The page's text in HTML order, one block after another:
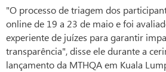
"O processo de triagem dos
online de 19 a 23 de maio e foi
experiente de juízes para garantir
transparência", disse ele durante a
lançamento da MTHQA em Kuala